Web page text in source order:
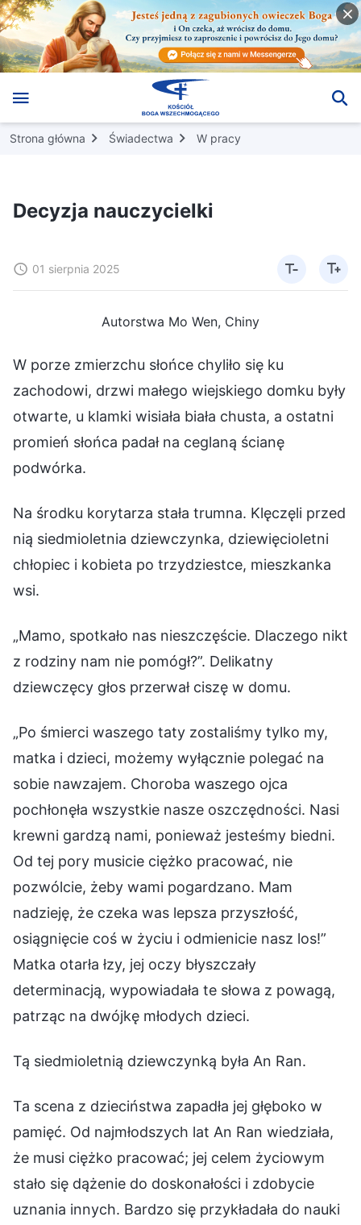
Strona główna Świadectwa W pracy
Decyzja nauczycielki
01 sierpnia 2025
Autorstwa Mo Wen, Chiny
W porze zmierzchu słońce chyliło się ku
zachodowi, drzwi małego wiejskiego domku były
otwarte, u klamki wisiała biała chusta, a ostatni
promień słońca padał na ceglaną ścianę
podwórka.
Na środku korytarza stała trumna. Klęczęli przed
nią siedmioletnia dziewczynka, dziewięcioletni
chłopiec i kobieta po trzydziestce, mieszkanka
wsi.
„Mamo, spotkało nas nieszczęście. Dlaczego nikt
z rodziny nam nie pomógł?”. Delikatny
dziewczęcy głos przerwał ciszę w domu.
„Po śmierci waszego taty zostaliśmy tylko my,
matka i dzieci, możemy wyłącznie polegać na
sobie nawzajem. Choroba waszego ojca
pochłonęła wszystkie nasze oszczędności. Nasi
krewni gardzą nami, ponieważ jesteśmy biedni.
Od tej pory musicie ciężko pracować, nie
pozwólcie, żeby wami pogardzano. Mam
nadzieję, że czeka was lepsza przyszłość,
osiągnięcie coś w życiu i odmienicie nasz los!”
Matka otarła łzy, jej oczy błyszczały
determinacją, wypowiadała te słowa z powagą,
patrząc na dwójkę młodych dzieci.
Tą siedmioletnią dziewczynką była An Ran.
Ta scena z dzieciństwa zapadła jej głęboko w
pamięć. Od najmłodszych lat An Ran wiedziała,
że musi ciężko pracować; jej celem życiowym
stało się dążenie do doskonałości i zdobycie
uznania innych. Bardzo się przykładała do nauki